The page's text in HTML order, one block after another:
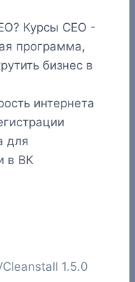
Курсы СЕО -
программа,
бизнес в
интернета
для
в ВК
1.5.0